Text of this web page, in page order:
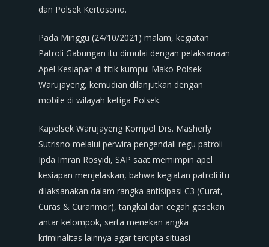
dan Polsek Kertosono.
Pada Minggu (24/10/2021) malam, kegiatan
Patroli Gabungan itu dimulai dengan pelaksanaan
Apel Kesiapan di titik kumpul Mako Polsek
Warujayeng, kemudian dilanjutkan dengan
mobile di wilayah ketiga Polsek.
Kapolsek Warujayeng Kompol Drs. Masherly
Sutrisno melalui perwira pengendali regu patroli
Ipda Imran Rosyidi, SAP saat memimpin apel
kesiapan menjelaskan, bahwa kegiatan patroli itu
dilaksanakan dalam rangka antisipasi C3 (Curat,
Curas & Curanmor), tangkal dan cegah gesekan
antar kelompok, serta menekan angka
kriminalitas lainnya agar tercipta situasi